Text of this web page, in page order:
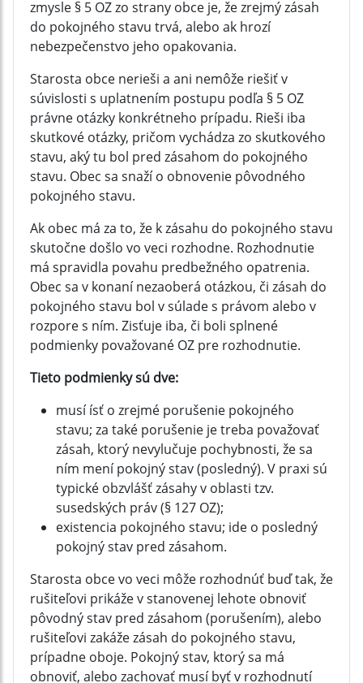
zmysle § 5 OZ zo strany obce je, že zrejmý zásah
do pokojného stavu trvá, alebo ak hrozí
nebezpečenstvo jeho opakovania.
Starosta obce nerieši a ani nemôže riešiť v
súvislosti s uplatnením postupu podľa § 5 OZ
právne otázky konkrétneho prípadu. Rieši iba
skutkové otázky, pričom vychádza zo skutkového
stavu, aký tu bol pred zásahom do pokojného
stavu. Obec sa snaží o obnovenie pôvodného
pokojného stavu.
Ak obec má za to, že k zásahu do pokojného stavu
skutočne došlo vo veci rozhodne. Rozhodnutie
má spravidla povahu predbežného opatrenia.
Obec sa v konaní nezaoberá otázkou, či zásah do
pokojného stavu bol v súlade s právom alebo v
rozpore s ním. Zisťuje iba, či boli splnené
podmienky považované OZ pre rozhodnutie.
Tieto podmienky sú dve:
musí ísť o zrejmé porušenie pokojného
stavu; za také porušenie je treba považovať
zásah, ktorý nevylučuje pochybnosti, že sa
ním mení pokojný stav (posledný). V praxi sú
typické obzvlášť zásahy v oblasti tzv.
susedských práv (§ 127 OZ);
existencia pokojného stavu; ide o posledný
pokojný stav pred zásahom.
Starosta obce vo veci môže rozhodnúť buď tak, že
rušiteľovi prikáže v stanovenej lehote obnoviť
pôvodný stav pred zásahom (porušením), alebo
rušiteľovi zakáže zásah do pokojného stavu,
prípadne oboje. Pokojný stav, ktorý sa má
obnoviť, alebo zachovať musí byť v rozhodnutí